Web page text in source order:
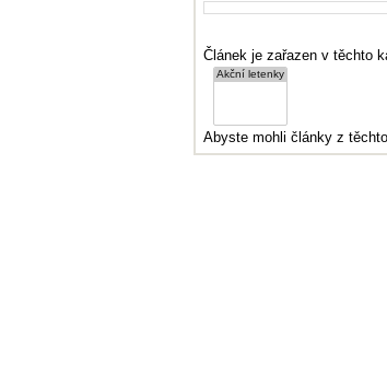
Článek je zařazen v těchto
Abyste mohli články z